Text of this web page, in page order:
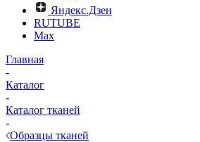
Яндекс.Дзен
RUTUBE
Max
Главная
-
Каталог
-
Каталог тканей
-
Образцы тканей